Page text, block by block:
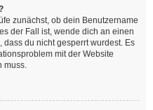
zunächst, ob dein Benutzername
der Fall ist, wende dich an einen
dass du nicht gesperrt wurdest. Es
mit der Website
muss.